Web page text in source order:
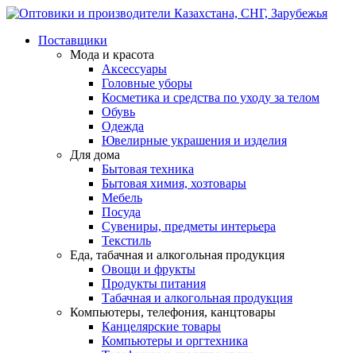
Поставщики
Мода и красота
Аксессуары
Головные уборы
Косметика и средства по уходу за телом
Обувь
Одежда
Ювелирные украшения и изделия
Для дома
Бытовая техника
Бытовая химия, хозтовары
Мебель
Посуда
Сувениры, предметы интерьера
Текстиль
Еда, табачная и алкогольная продукция
Овощи и фрукты
Продукты питания
Табачная и алкогольная продукция
Компьютеры, телефония, канцтовары
Канцелярские товары
Компьютеры и оргтехника